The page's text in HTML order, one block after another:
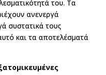
του. Τα
ανενεργά
συστατικά τους
και τα αποτελέσματά